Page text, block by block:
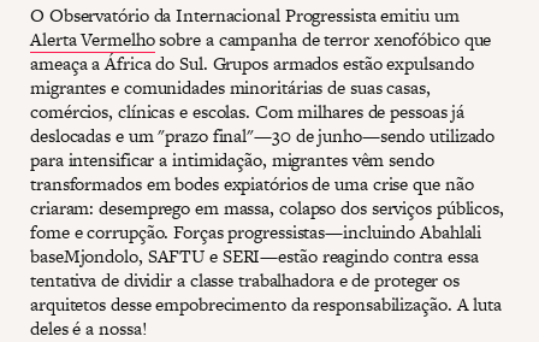
O Observatório da Internacional Progressista emitiu um
Alerta Vermelhosobre a campanha de terror xenofóbico que
ameaça a África do Sul. Grupos armados estão expulsando
migrantes e comunidades minoritárias de suas casas,
comércios, clínicas e escolas. Com milhares de pessoas já
deslocadas e um "prazo final"—30 de junho—sendo utilizado
para intensificar a intimidação, migrantes vêm sendo
transformados em bodes expiatórios de uma crise que não
criaram: desemprego em massa, colapso dos serviços públicos,
fome e corrupção. Forças progressistas—incluindo Abahlali
baseMjondolo, SAFTU e SERI—estão reagindo contra essa
tentativa de dividir a classe trabalhadora e de proteger os
arquitetos desse empobrecimento da responsabilização. A luta
deles é a nossa!